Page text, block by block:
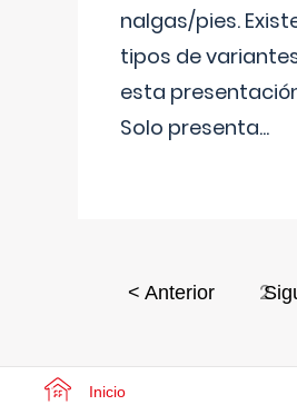
nalgas/pies.
tipos de
esta
Solo presenta...
< Anterior 2
Inicio